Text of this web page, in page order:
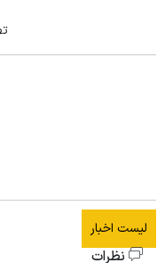
لیست اخبار
نظرات